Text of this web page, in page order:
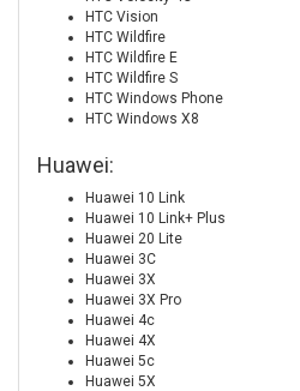
HTC Vision
HTC Wildfire
HTC Wildfire E
HTC Wildfire S
HTC Windows Phone
HTC Windows X8
Huawei:
Huawei 10 Link
Huawei 10 Link+ Plus
Huawei 20 Lite
Huawei 3C
Huawei 3X
Huawei 3X Pro
Huawei 4c
Huawei 4X
Huawei 5c
Huawei 5X